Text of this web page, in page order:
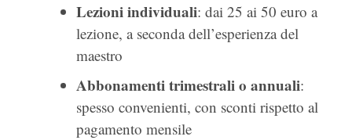
Lezioni individuali: dai 25 ai 50 euro a
lezione, a seconda dell’esperienza del
maestro
Abbonamenti trimestrali o annuali:
spesso convenienti, con sconti rispetto al
pagamento mensile